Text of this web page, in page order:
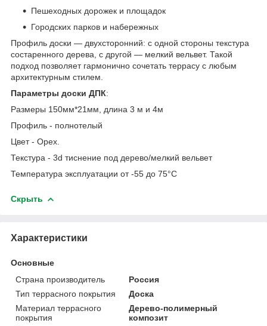
Пешеходных дорожек и площадок
Городских парков и набережных
Профиль доски — двухсторонний: с одной стороны текстура
состаренного дерева, с другой — мелкий вельвет. Такой
подход позволяет гармонично сочетать террасу с любым
архитектурным стилем.
Параметры доски ДПК:
Размеры 150мм*21мм, длина 3 м и 4м
Профиль - полнотелый
Цвет - Орех.
Текстура - 3d тиснение под дерево/мелкий вельвет
Температура эксплуатации от -55 до 75°С
Скрыть
Характеристики
Основные
Страна производитель
Россия
Тип террасного покрытия
Доска
Материал террасного
покрытия
Дерево-полимерный
композит